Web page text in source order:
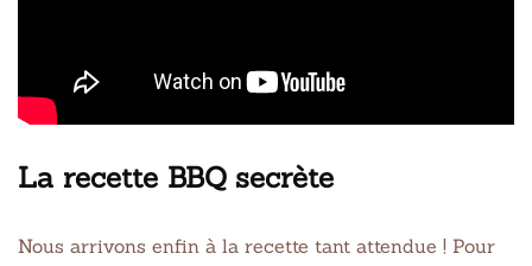
La recette BBQ secrète
Nous arrivons enfin à la recette tant attendue ! Pour